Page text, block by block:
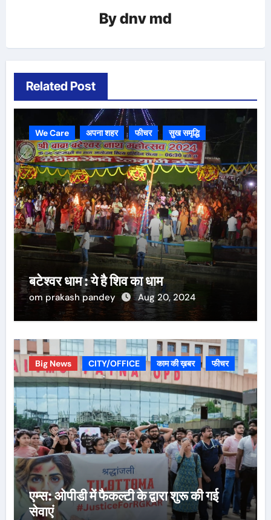
Bydnv md
Related Post
We Care अपना शहर फीचर सुख समृद्धि
बटेश्वर धाम : ये है शिव का धाम
om prakash pandey Aug 20, 2024
Big News CITY/OFFICE काम की ख़बर फीचर
एम्स: ओपीडी में फैकल्टी के द्वारा शुरू की गई
सेवाएं